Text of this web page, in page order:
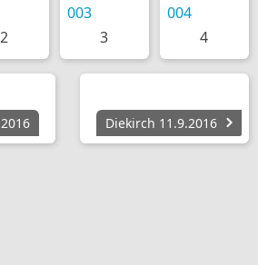
2 3 4
Diekirch 11.9.2016